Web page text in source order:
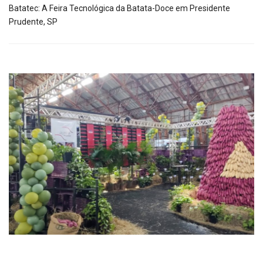
Batatec: A Feira Tecnológica da Batata-Doce em Presidente
Prudente, SP